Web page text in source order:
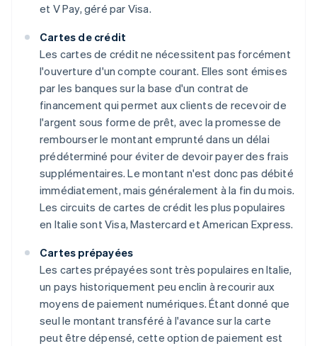
et V Pay, géré par Visa.
Cartes de crédit
Les cartes de crédit ne nécessitent pas forcément
l'ouverture d'un compte courant. Elles sont émises
par les banques sur la base d'un contrat de
financement qui permet aux clients de recevoir de
l'argent sous forme de prêt, avec la promesse de
rembourser le montant emprunté dans un délai
prédéterminé pour éviter de devoir payer des frais
supplémentaires. Le montant n'est donc pas débité
immédiatement, mais généralement à la fin du mois.
Les circuits de cartes de crédit les plus populaires
en Italie sont Visa, Mastercard et American Express.
Cartes prépayées
Les cartes prépayées sont très populaires en Italie,
un pays historiquement peu enclin à recourir aux
moyens de paiement numériques. Étant donné que
seul le montant transféré à l'avance sur la carte
peut être dépensé, cette option de paiement est